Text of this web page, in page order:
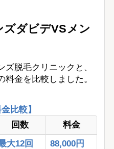
ズダビデVSメン
脱毛クリニックと、
料金を比較しました。
比較】
回数
料金
大12回
88,000円